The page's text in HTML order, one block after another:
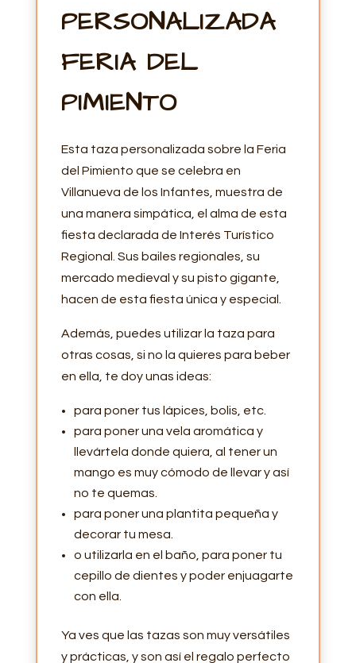
PERSONALIZADA
FERIA DEL
PIMIENTO
Esta taza personalizada sobre la Feria
del Pimiento que se celebra en
Villanueva de los Infantes, muestra de
una manera simpática, el alma de esta
fiesta declarada de Interés Turístico
Regional. Sus bailes regionales, su
mercado medieval y su pisto gigante,
hacen de esta fiesta única y especial.
Además, puedes utilizar la taza para
otras cosas, si no la quieres para beber
en ella, te doy unas ideas:
para poner tus lápices, bolis, etc.
para poner una vela aromática y
llevártela donde quiera, al tener un
mango es muy cómodo de llevar y así
no te quemas.
para poner una plantita pequeña y
decorar tu mesa.
o utilizarla en el baño, para poner tu
cepillo de dientes y poder enjuagarte
con ella.
Ya ves que las tazas son muy versátiles
y prácticas, y son así el regalo perfecto